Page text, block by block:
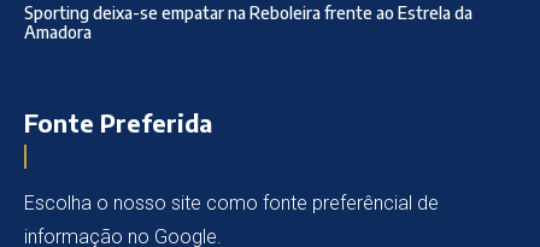
Sporting deixa-se empatar na Reboleira frente ao Estrela da
Amadora
Fonte Preferida
Escolha o nosso site como fonte preferêncial de
informação no Google.